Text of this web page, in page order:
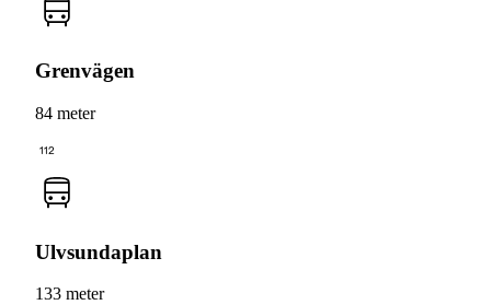
Grenvägen
84 meter
112
Ulvsundaplan
133 meter